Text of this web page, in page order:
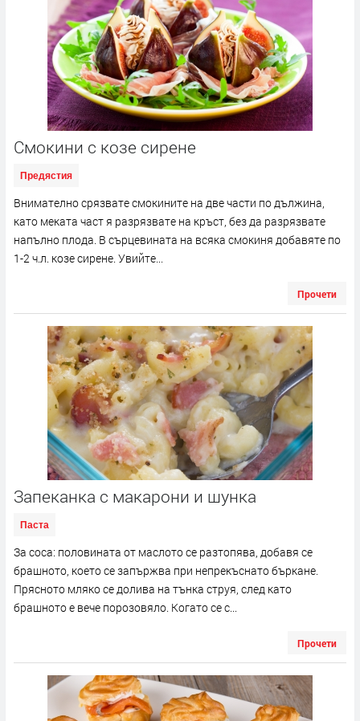
Смокини с козе сирене
Предястия
Внимателно срязвате смокините на две части по дължина,
като меката част я разрязвате на кръст, без да разрязвате
напълно плода. В сърцевината на всяка смокиня добавяте по
1-2 ч.л. козе сирене. Увийте...
Прочети
Запеканка с макарони и шунка
Паста
За соса: половината от маслото се разтопява, добавя се
брашното, което се запържва при непрекъснато бъркане.
Прясното мляко се долива на тънка струя, след като
брашното е вече порозовяло. Когато се с...
Прочети